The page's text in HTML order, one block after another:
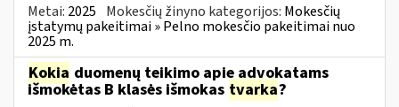
Metai: 2025 Mokesčių žinyno kategorijos: Mokesčių
įstatymų pakeitimai » Pelno mokesčio pakeitimai nuo
2025 m.
Kokia duomenų teikimo apie advokatams
išmokėtas B klasės išmokas tvarka?